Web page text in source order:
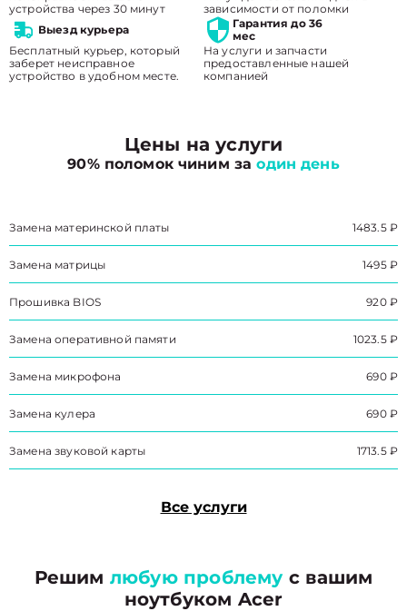
устройства через 30 минут
зависимости от поломки
Выезд курьера
Бесплатный курьер, который
заберет неисправное
устройство в удобном месте.
Гарантия до 36
мес
На услуги и запчасти
предоставленные нашей
компанией
Цены на услуги
90% поломок чиним заодин день
Замена материнской платы 1483.5 ₽
Замена матрицы 1495 ₽
Прошивка BIOS 920 ₽
Замена оперативной памяти 1023.5 ₽
Замена микрофона 690 ₽
Замена кулера 690 ₽
Замена звуковой карты 1713.5 ₽
Все услуги
Решим любую проблему с вашим
ноутбуком Acer